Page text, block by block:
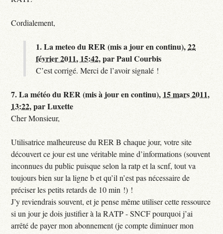
Cordialement,
1.La meteo du RER (mis a jour en continu),22
février 2011, 15:42,parPaul Courbis
C’est corrigé. Merci de l’avoir signalé !
7.La météo du RER (mis à jour en continu), 15 mars 2011,
13:22,parLuxette
Cher Monsieur,
Utilisatrice malheureuse du RER B chaque jour, votre site
découvert ce jour est une véritable mine d’informations (souvent
inconnues du public puisque selon la ratp et la scnf, tout va
toujours bien sur la ligne b et qu’il n’est pas nécessaire de
préciser les petits retards de 10 min !) !
J’y reviendrais souvent, et je pense même utiliser cette ressource
si un jour je dois justifier à la RATP - SNCF pourquoi j’ai
arrêté de payer mon abonnement (je compte diminuer mon